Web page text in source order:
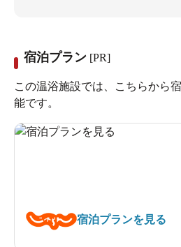
宿泊プラン [PR]
この温浴施設では、こちらから
能です。
宿泊プランを見る